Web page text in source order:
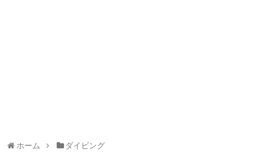
ホーム ダイビング